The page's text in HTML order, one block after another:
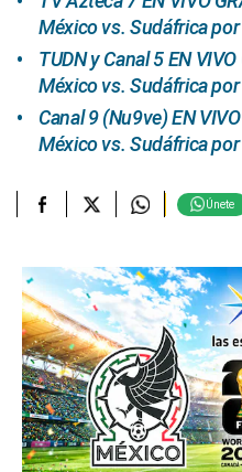
México vs. Sudáfrica
TUDN y Canal 5 EN
México vs. Sudáfrica
Canal 9 (Nu9ve) EN
México vs. Sudáfrica
Únete